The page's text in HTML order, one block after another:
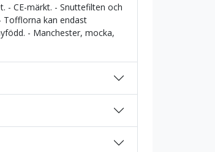
- CE-märkt. - Snuttefilten och
Tofflorna kan endast
- Manchester, mocka,